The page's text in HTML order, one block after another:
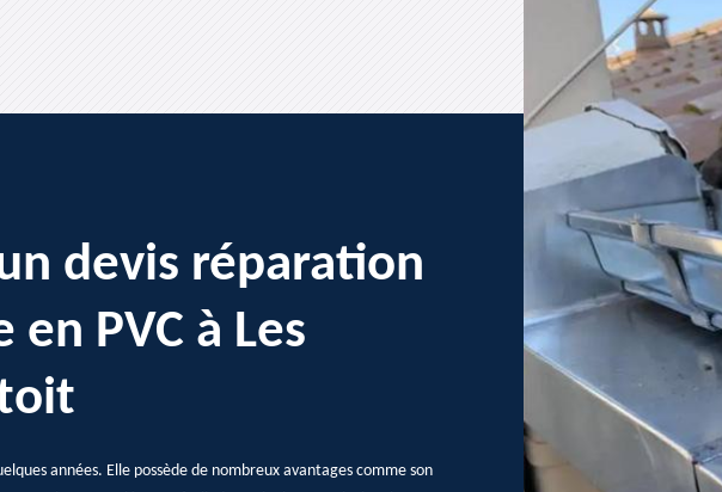
devis réparation
PVC à Les
années. Elle possède de nombreux avantages comme son